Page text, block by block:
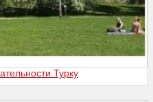
Турку